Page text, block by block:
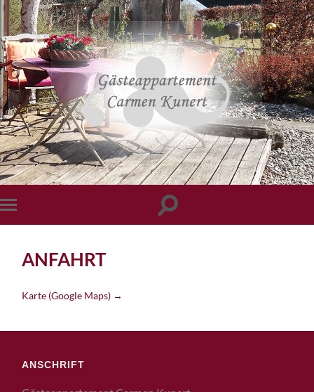
ANFAHRT
Karte (Google Maps) →
ANSCHRIFT